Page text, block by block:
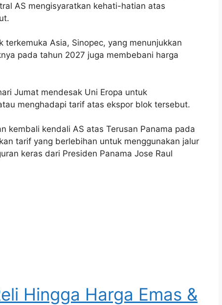
AS mengisyaratkan kehati-hatian atas
terkemuka Asia, Sinopec, yang menunjukkan
pada tahun 2027 juga membebani harga
Jumat mendesak Uni Eropa untuk
menghadapi tarif atas ekspor blok tersebut.
kembali kendali AS atas Terusan Panama pada
tarif yang berlebihan untuk menggunakan jalur
keras dari Presiden Panama Jose Raul
Hingga Harga Emas &